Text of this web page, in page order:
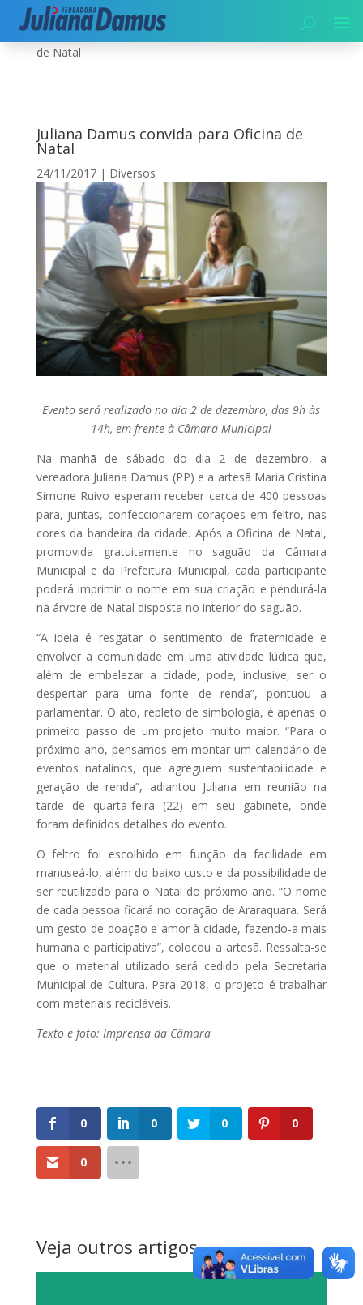
Início|Diversos|Juliana Damus convida para Oficina
de Natal
Juliana Damus convida para Oficina de
Natal
24/11/2017| Diversos
Evento será realizado no dia 2 de dezembro, das 9h às
14h, em frente à Câmara Municipal
Na manhã de sábado do dia 2 de dezembro, a
vereadora Juliana Damus (PP) e a artesã Maria Cristina
Simone Ruivo esperam receber cerca de 400 pessoas
para, juntas, confeccionarem corações em feltro, nas
cores da bandeira da cidade. Após a Oficina de Natal,
promovida gratuitamente no saguão da Câmara
Municipal e da Prefeitura Municipal, cada participante
poderá imprimir o nome em sua criação e pendurá-la
na árvore de Natal disposta no interior do saguão.
“A ideia é resgatar o sentimento de fraternidade e
envolver a comunidade em uma atividade lúdica que,
além de embelezar a cidade, pode, inclusive, ser o
despertar para uma fonte de renda”, pontuou a
parlamentar. O ato, repleto de simbologia, é apenas o
primeiro passo de um projeto muito maior. “Para o
próximo ano, pensamos em montar um calendário de
eventos natalinos, que agreguem sustentabilidade e
geração de renda”, adiantou Juliana em reunião na
tarde de quarta-feira (22) em seu gabinete, onde
foram definidos detalhes do evento.
O feltro foi escolhido em função da facilidade em
manuseá-lo, além do baixo custo e da possibilidade de
ser reutilizado para o Natal do próximo ano. “O nome
de cada pessoa ficará no coração de Araraquara. Será
um gesto de doação e amor à cidade, fazendo-a mais
humana e participativa”, colocou a artesã. Ressalta-se
que o material utilizado será cedido pela Secretaria
Municipal de Cultura. Para 2018, o projeto é trabalhar
com materiais recicláveis.
Texto e foto: Imprensa da Câmara
0 0 0 0
0
Veja outros artigos